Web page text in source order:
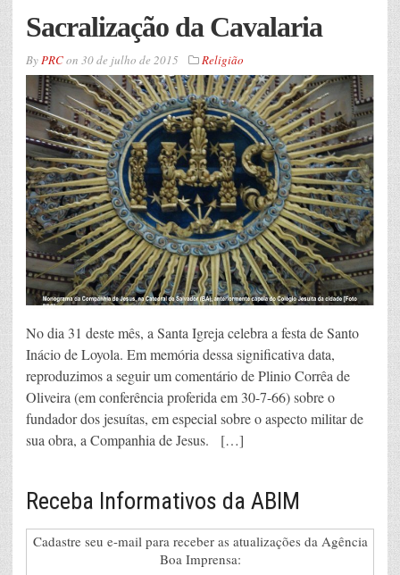
Sacralização da Cavalaria
By PRCon 30 de julho de 2015 Religião
No dia 31 deste mês, a Santa Igreja celebra a festa de Santo
Inácio de Loyola. Em memória dessa significativa data,
reproduzimos a seguir um comentário de Plinio Corrêa de
Oliveira (em conferência proferida em 30-7-66) sobre o
fundador dos jesuítas, em especial sobre o aspecto militar de
sua obra, a Companhia de Jesus. […]
Receba Informativos da ABIM
Cadastre seu e-mail para receber as atualizações da Agência
Boa Imprensa: